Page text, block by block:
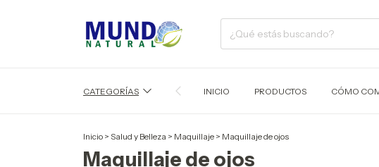
CATEGORÍAS INICIO PRODUCTOS CÓMO
Inicio > Salud y Belleza > Maquillaje > Maquillaje de ojos
Maquillaje de ojos